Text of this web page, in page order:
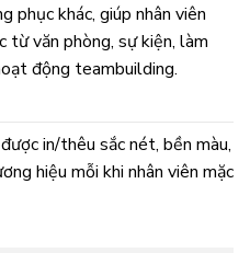
phục khác, giúp nhân viên
văn phòng, sự kiện, làm
động teambuilding.
in/thêu sắc nét, bền màu,
hiệu mỗi khi nhân viên mặc